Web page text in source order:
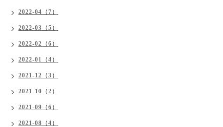
2022-04（7）
2022-03（5）
2022-02（6）
2022-01（4）
2021-12（3）
2021-10（2）
2021-09（6）
2021-08（4）